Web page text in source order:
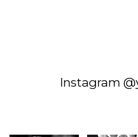
Instagram